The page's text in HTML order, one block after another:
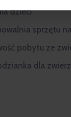
dzieci
sprzętu
pobytu ze
dla